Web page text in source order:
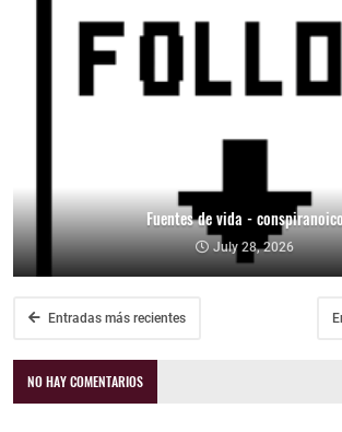
Fuentes de vida -
July 28, 2026
Entradas más recientes
NO HAY COMENTARIOS